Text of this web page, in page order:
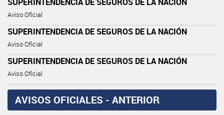
Aviso Oficial
SUPERINTENDENCIA DE SEGUROS DE LA NACIÓN
Aviso Oficial
SUPERINTENDENCIA DE SEGUROS DE LA NACIÓN
Aviso Oficial
AVISOS OFICIALES - ANTERIOR